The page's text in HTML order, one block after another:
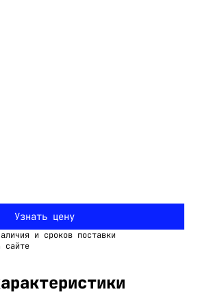
Узнать цену
и сроков поставки
сайте